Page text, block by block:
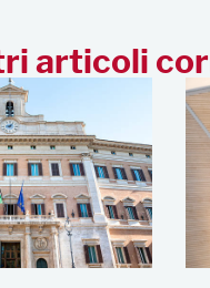
articoli